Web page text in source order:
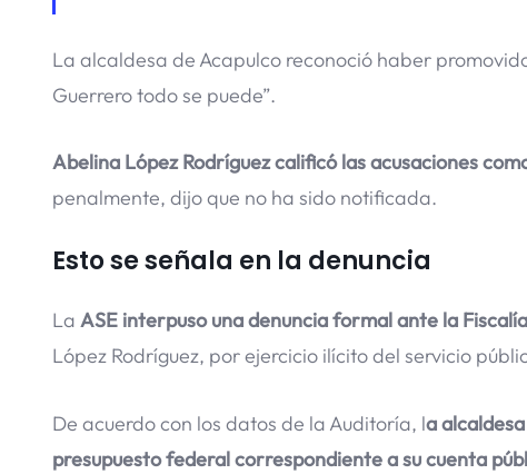
La alcaldesa de Acapulco reconoció haber
Guerrero todo se puede”.
Abelina López Rodríguez calificó las acusaciones
penalmente, dijo que no ha sido notificada.
Esto se señala en la denuncia
La ASE interpuso una denuncia formal ante la
López Rodríguez, por ejercicio ilícito del servicio
De acuerdo con los datos de la Auditoría, la
presupuesto federal correspondiente a su cuenta